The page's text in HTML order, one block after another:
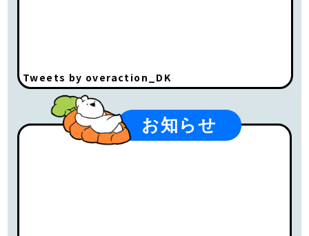
Tweets by overaction_DK
お知らせ